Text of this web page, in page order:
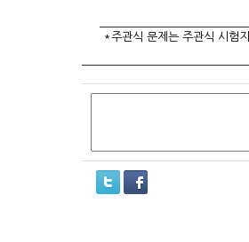
*주관식 문제는 주관식 시험